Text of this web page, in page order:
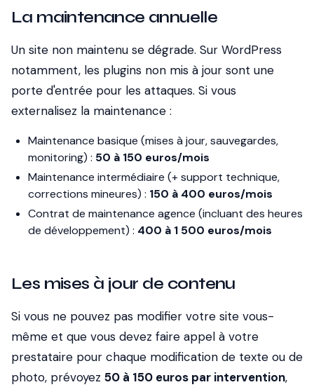
La maintenance annuelle
Un site non maintenu se dégrade. Sur WordPress
notamment, les plugins non mis à jour sont une
porte d'entrée pour les attaques. Si vous
externalisez la maintenance :
Maintenance basique (mises à jour, sauvegardes,
monitoring) : 50 à 150 euros/mois
Maintenance intermédiaire (+ support technique,
corrections mineures) : 150 à 400 euros/mois
Contrat de maintenance agence (incluant des heures
de développement) : 400 à 1 500 euros/mois
Les mises à jour de contenu
Si vous ne pouvez pas modifier votre site vous-
même et que vous devez faire appel à votre
prestataire pour chaque modification de texte ou de
photo, prévoyez 50 à 150 euros par intervention,